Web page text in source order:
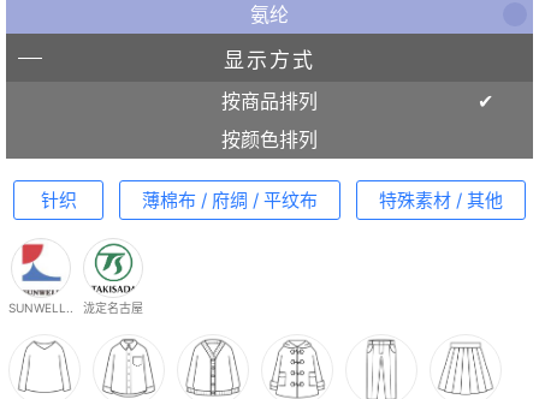
氨纶
显示方式
按商品排列
按颜色排列
针织 薄棉布 / 府绸 / 平纹布 特殊素材 / 其他
SUNWELL.. 泷定名古屋